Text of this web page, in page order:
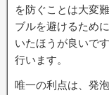
を防ぐことは大変
ブルを避けるため
いたほうが良いで
行います。
唯一の利点は、発